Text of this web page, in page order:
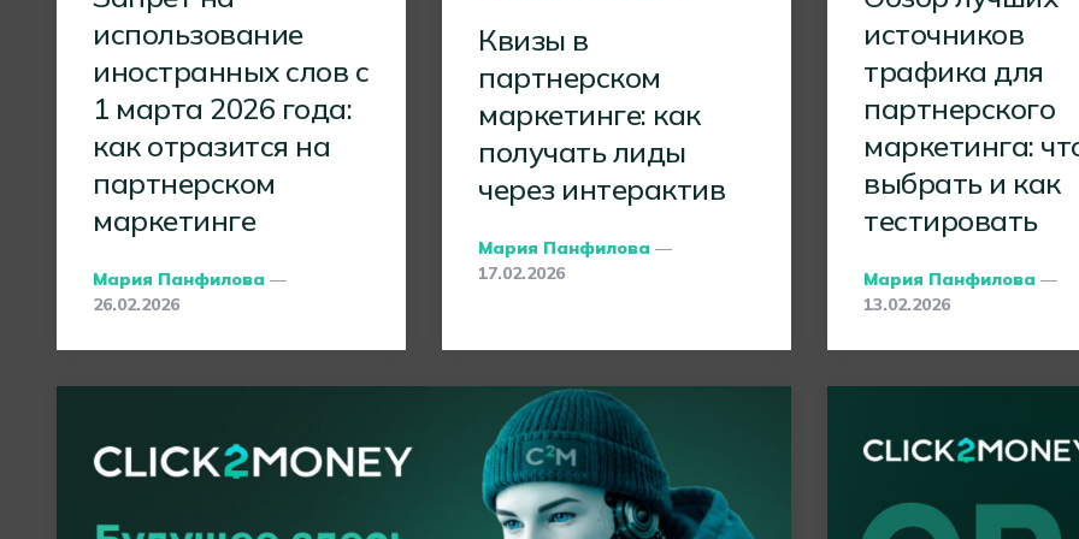
использование
иностранных слов с
1 марта 2026 года:
как отразится на
партнерском
маркетинге
Posted
By
Мария Панфилова
26.02.2026
Квизы в
партнерском
маркетинге: как
получать лиды
через интерактив
Posted
By
Мария Панфилова
17.02.2026
источников
трафика для
партнерского
маркетинга:
выбрать и как
тестировать
Posted
By
Мария Панфилова
13.02.2026